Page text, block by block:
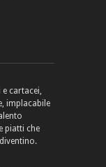
cartacei,
implacabile
piatti che